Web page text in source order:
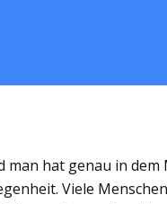
man hat genau in
Viele